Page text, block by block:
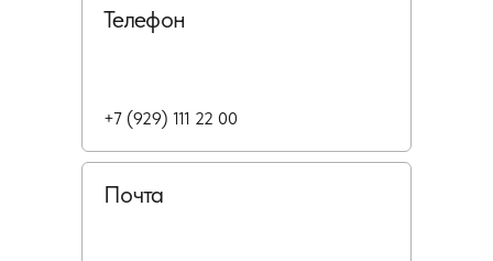
Телефон
Почта
+7 (929) 111 22 00